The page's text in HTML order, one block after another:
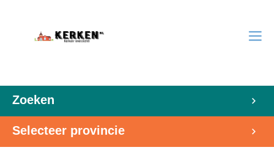
Zoeken
Selecteer provincie